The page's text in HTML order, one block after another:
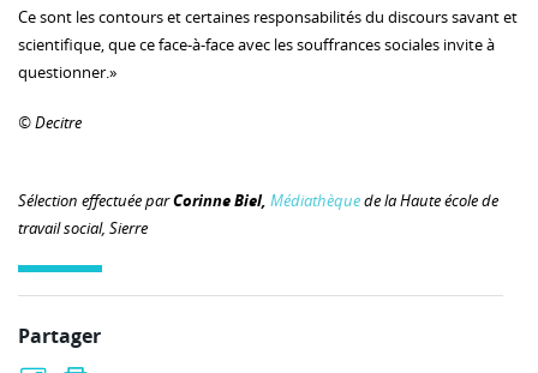
Ce sont les contours et certaines responsabilités du discours savant et
scientifique, que ce face-à-face avec les souffrances sociales invite à
questionner.»
© Decitre
Sélection effectuée parCorinne Biel, Médiathèquede la Haute école de
travail social, Sierre
Partager